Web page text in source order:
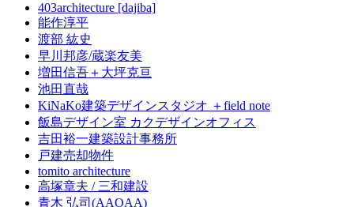
403architecture [dajiba]
能作淳平
渡部 紘史
早川邦彦/蔵楽友美
増田信吾＋大坪克亘
池田直哉
KiNaKo建築デザインスタジオ ＋field note
飯島デザイン室 カクデザインオフィス
吉田裕一建築設計事務所
戸建売却物件
tomito architecture
高塚章夫 / 三和建設
青木 弘司(AAOAA)